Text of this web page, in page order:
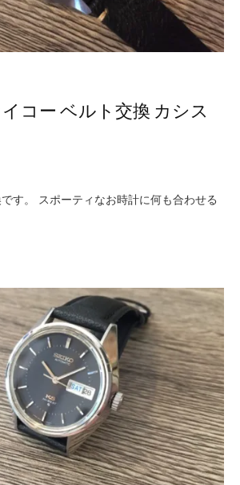
コー ベルト交換 カシス
す。 スポーティなお時計に何も合わせる